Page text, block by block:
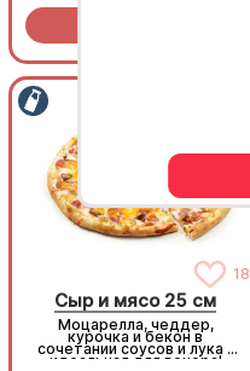
18
Сыр и мясо 25 см
Моцарелла, чеддер,
курочка и бекон в
сочетании соусов и лука -
идеальная для вечера!